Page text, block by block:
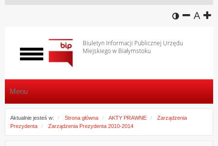
wersja
A
Biuletyn Informacji Publicznej Urzędu
Miejskiego w Białymstoku
Włącz
menu
Menu
Aktualnie jesteś w: Strona główna AKTY PRAWNE
Zarządzenia
Prezydenta
Zarządzenia Prezydenta 2010-2014